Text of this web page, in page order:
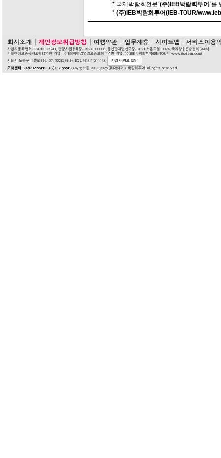
* 국제박람회전문“(주)IEB박람회투어”를
* (주)IEB박람회투어(IEB-TOUR/
사업자등록번호: 104-81-85241, 관광사업등록증: 2021-000001, 통신판매업신고증: 2021-서울도봉-0074, 국제항공운송협회[IATA].
기획여행보증공제보험[2억원]가입, 국내외여행업영업보증보험[1억원]가입. (주)IEB박람회투어(IEB-TOUR : www.iebtour.com)
서울시 도봉구 마들로11길 57, 802호 (창동, EQ빌딩) (우:01414).
사업자 정보 확인
고객센터 T:02)732-5688. F:02)732-5668.Copyrightⓒ 2003-2025 (주)아이이비박람회투어. All rights reserved.